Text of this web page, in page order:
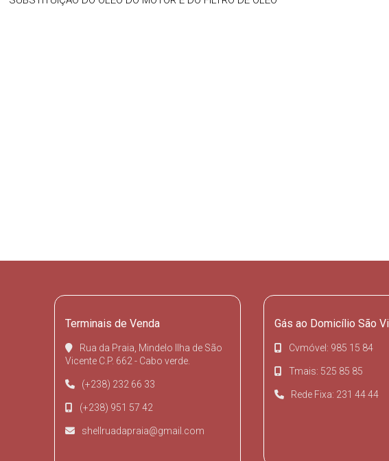
Terminais de Venda
Rua da Praia, Mindelo Ilha de São
Vicente C.P. 662 - Cabo verde.
(+238) 232 66 33
(+238) 951 57 42
shellruadapraia@gmail.com
Gás ao Domicílio São
Cvmóvel: 985 15 84
Tmais: 525 85 85
Rede Fixa: 231 44 44